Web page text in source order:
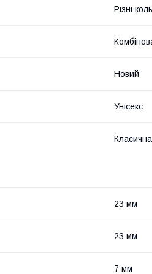
Різні
Новий
Унісекс
Класична
23 мм
23 мм
7 мм